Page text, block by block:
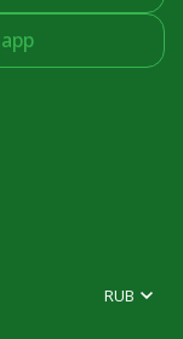
RUB